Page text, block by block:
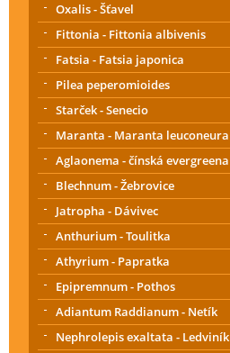
Oxalis - Šťavel
Fittonia - Fittonia albivenis
Fatsia - Fatsia japonica
Pilea peperomioides
Starček - Senecio
Maranta - Maranta leuconeura
Aglaonema - čínská evergreena
Blechnum - Žebrovice
Jatropha - Dávivec
Anthurium - Toulitka
Athyrium - Papratka
Epipremnum - Pothos
Adiantum Raddianum - Netík
Nephrolepis exaltata - Ledviník